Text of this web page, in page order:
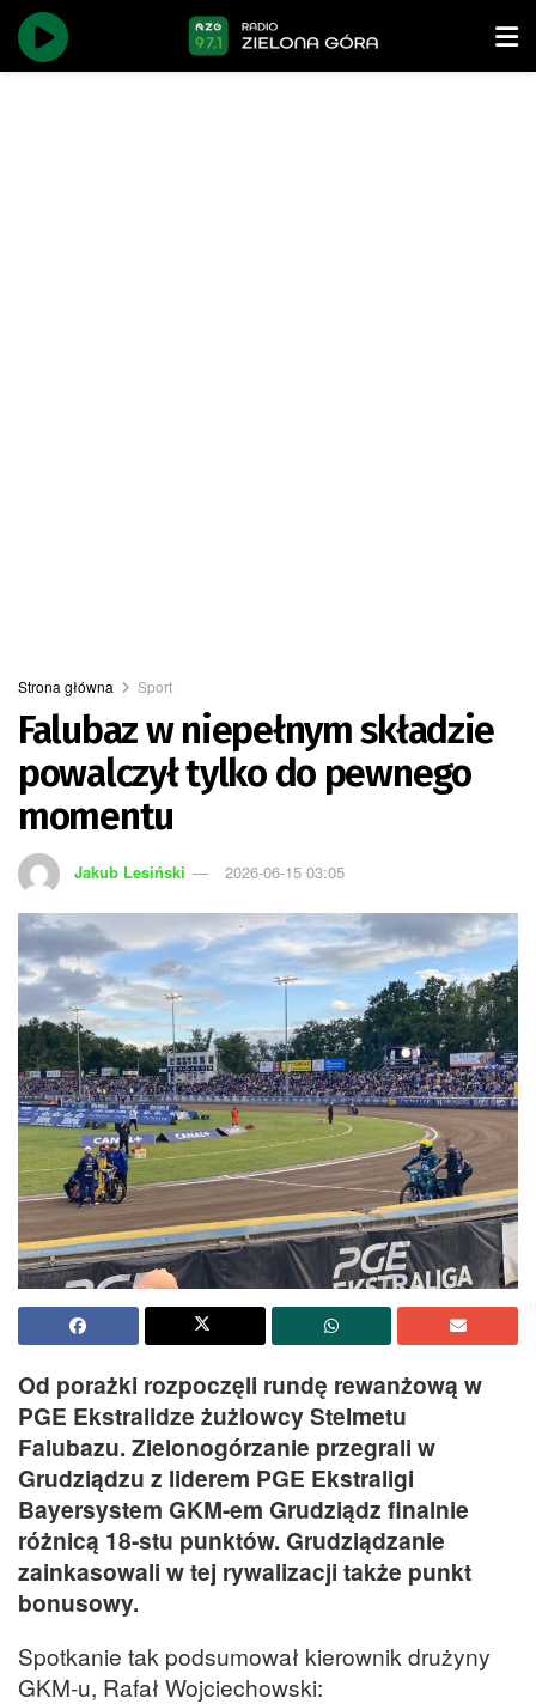
Strona główna Sport
Falubaz w niepełnym składzie
powalczył tylko do pewnego
momentu
Jakub Lesiński 2026-06-15 03:05
Od porażki rozpoczęli rundę rewanżową w
PGE Ekstralidze żużlowcy Stelmetu
Falubazu. Zielonogórzanie przegrali w
Grudziądzu z liderem PGE Ekstraligi
Bayersystem GKM-em Grudziądz finalnie
różnicą 18-stu punktów. Grudziądzanie
zainkasowali w tej rywalizacji także punkt
bonusowy.
Spotkanie tak podsumował kierownik drużyny
GKM-u, Rafał Wojciechowski: